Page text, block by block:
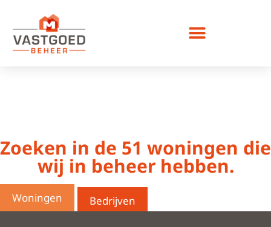
Zoeken in de 51 woningen die
wij in beheer hebben.
Woningen Bedrijven